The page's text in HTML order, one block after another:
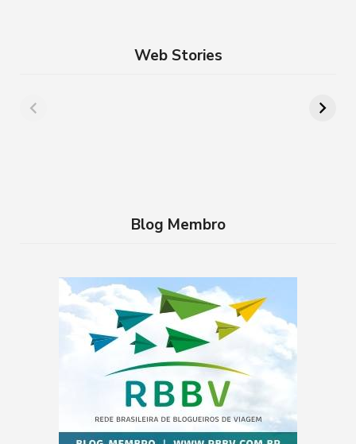
Web Stories
que você precisa
Blog Membro